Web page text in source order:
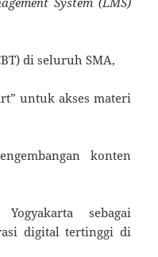
di seluruh SMA,
untuk akses materi
konten
sebagai
digital tertinggi di